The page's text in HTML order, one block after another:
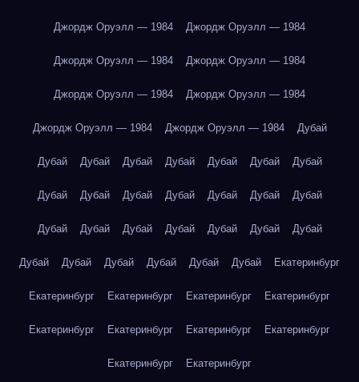
Джордж Оруэлл — 1984 Джордж Оруэлл — 1984
Джордж Оруэлл — 1984 Джордж Оруэлл — 1984
Джордж Оруэлл — 1984 Джордж Оруэлл — 1984
Джордж Оруэлл — 1984 Джордж Оруэлл — 1984 Дубай
Дубай Дубай Дубай Дубай Дубай Дубай Дубай
Дубай Дубай Дубай Дубай Дубай Дубай Дубай
Дубай Дубай Дубай Дубай Дубай Дубай Дубай
Дубай Дубай Дубай Дубай Дубай Дубай Екатеринбург
Екатеринбург Екатеринбург Екатеринбург Екатеринбург
Екатеринбург Екатеринбург Екатеринбург Екатеринбург
Екатеринбург Екатеринбург